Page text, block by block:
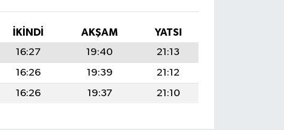
İKINDI AKŞAM
YATSI
16:27 19:40
21:13
16:26 19:39
21:12
16:26 19:37 21:10